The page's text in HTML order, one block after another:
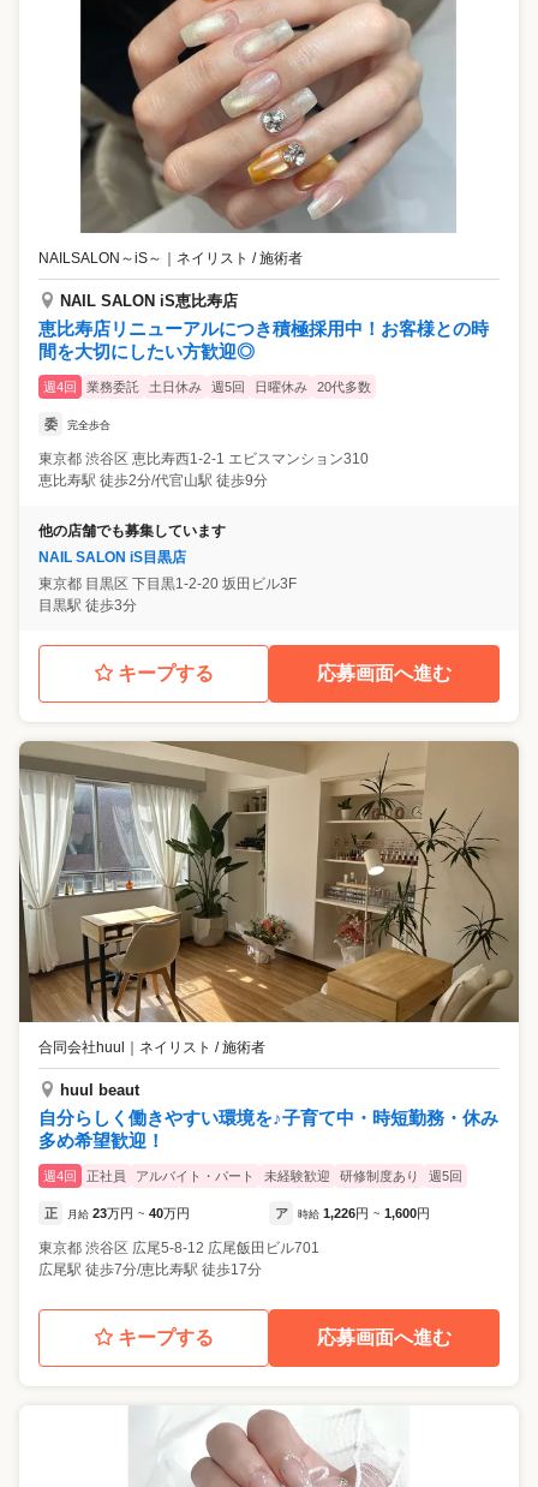
NAILSALON～iS～ ネイリスト / 施術者
NAIL SALON iS恵比寿店
恵比寿店リニューアルにつき積極採用中！お客様との時
間を大切にしたい方歓迎◎
週4回 業務委託 土日休み 週5回 日曜休み 20代多数
委 完全歩合
東京都 渋谷区 恵比寿西1-2-1 エビスマンション310
恵比寿駅 徒歩2分/代官山駅 徒歩9分
他の店舗でも募集しています
NAIL SALON iS目黒店
東京都 目黒区 下目黒1-2-20 坂田ビル3F
目黒駅 徒歩3分
キープする 応募画面へ進む
合同会社huul ネイリスト / 施術者
huul beaut
自分らしく働きやすい環境を♪子育て中・時短勤務・休み
多め希望歓迎！
週4回 正社員 アルバイト・パート 未経験歓迎 研修制度あり 週5回
正 月給 23万円 ~ 40万円 ア 時給 1,226円 ~ 1,600円
東京都 渋谷区 広尾5-8-12 広尾飯田ビル701
広尾駅 徒歩7分/恵比寿駅 徒歩17分
キープする 応募画面へ進む